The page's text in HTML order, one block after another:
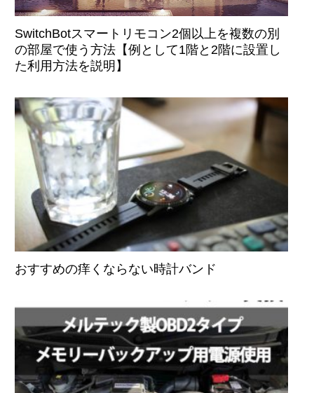
SwitchBotスマートリモコン2個以上を複数の別
の部屋で使う方法【例として1階と2階に設置し
た利用方法を説明】
おすすめの痒くならない時計バンド